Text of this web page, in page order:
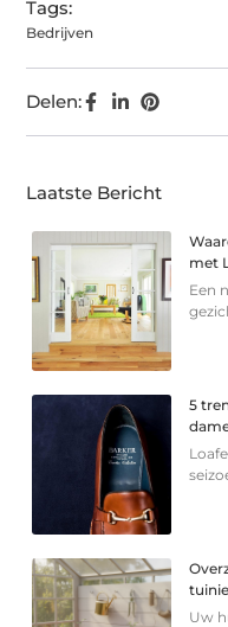
Tags:
Bedrijven
Delen:
Laatste Bericht
met
Een
5
Uw